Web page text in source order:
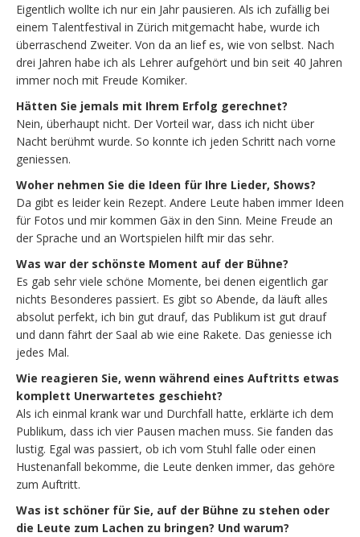
Eigentlich wollte ich nur ein Jahr pausieren. Als ich zufällig bei
einem Talentfestival in Zürich mitgemacht habe, wurde ich
überraschend Zweiter. Von da an lief es, wie von selbst. Nach
drei Jahren habe ich als Lehrer aufgehört und bin seit 40 Jahren
immer noch mit Freude Komiker.
Hätten Sie jemals mit Ihrem Erfolg gerechnet?
Nein, überhaupt nicht. Der Vorteil war, dass ich nicht über
Nacht berühmt wurde. So konnte ich jeden Schritt nach vorne
geniessen.
Woher nehmen Sie die Ideen für Ihre Lieder, Shows?
Da gibt es leider kein Rezept. Andere Leute haben immer Ideen
für Fotos und mir kommen Gäx in den Sinn. Meine Freude an
der Sprache und an Wortspielen hilft mir das sehr.
Was war der schönste Moment auf der Bühne?
Es gab sehr viele schöne Momente, bei denen eigentlich gar
nichts Besonderes passiert. Es gibt so Abende, da läuft alles
absolut perfekt, ich bin gut drauf, das Publikum ist gut drauf
und dann fährt der Saal ab wie eine Rakete. Das geniesse ich
jedes Mal.
Wie reagieren Sie, wenn während eines Auftritts etwas
komplett Unerwartetes geschieht?
Als ich einmal krank war und Durchfall hatte, erklärte ich dem
Publikum, dass ich vier Pausen machen muss. Sie fanden das
lustig. Egal was passiert, ob ich vom Stuhl falle oder einen
Hustenanfall bekomme, die Leute denken immer, das gehöre
zum Auftritt.
Was ist schöner für Sie, auf der Bühne zu stehen oder
die Leute zum Lachen zu bringen? Und warum?